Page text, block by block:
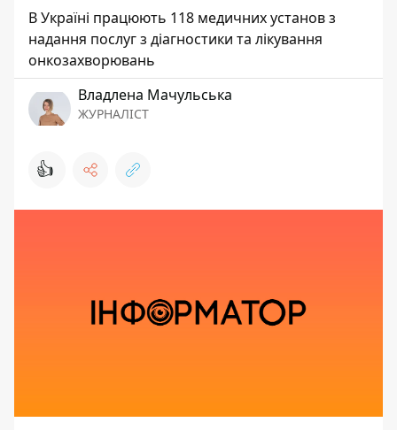
В Україні працюють 118 медичних установ з
надання послуг з діагностики та лікування
онкозахворювань
Владлена Мачульська
ЖУРНАЛІСТ
👍